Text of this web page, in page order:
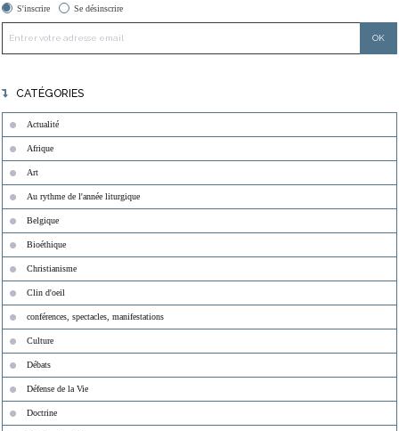
S'inscrire Se désinscrire
CATÉGORIES
Actualité
Afrique
Art
Au rythme de l'année liturgique
Belgique
Bioéthique
Christianisme
Clin d'oeil
conférences, spectacles, manifestations
Culture
Débats
Défense de la Vie
Doctrine